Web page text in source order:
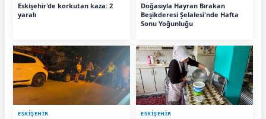
Eskişehir'de korkutan kaza: 2
yaralı
Doğasıyla Hayran Bırakan
Beşikderesi Şelalesi'nde Hafta
Sonu Yoğunluğu
ESKIŞEHIR ESKIŞEHIR